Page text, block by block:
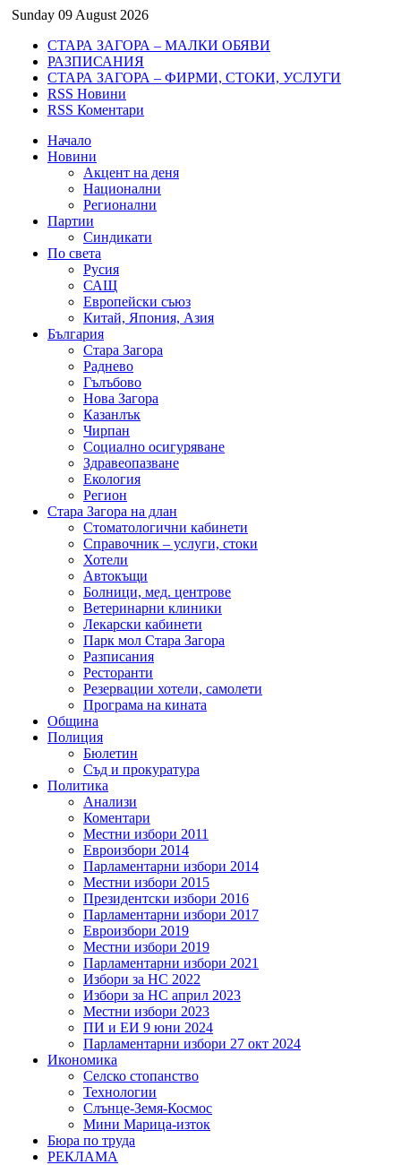
Sunday 09 August 2026
СТАРА ЗАГОРА – МАЛКИ ОБЯВИ
РАЗПИСАНИЯ
СТАРА ЗАГОРА – ФИРМИ, СТОКИ, УСЛУГИ
RSS Новини
RSS Коментари
Начало
Новини
Акцент на деня
Национални
Регионални
Партии
Синдикати
По света
Русия
САЩ
Европейски съюз
Китай, Япония, Азия
България
Стара Загора
Раднево
Гълъбово
Нова Загора
Казанлък
Чирпан
Социално осигуряване
Здравеопазване
Екология
Регион
Стара Загора на длан
Стоматологични кабинети
Справочник – услуги, стоки
Хотели
Автокъщи
Болници, мед. центрове
Ветеринарни клиники
Лекарски кабинети
Парк мол Стара Загора
Разписания
Ресторанти
Резервации хотели, самолети
Програма на кината
Община
Полиция
Бюлетин
Съд и прокуратура
Политика
Анализи
Коментари
Местни избори 2011
Евроизбори 2014
Парламентарни избори 2014
Местни избори 2015
Президентски избори 2016
Парламентарни избори 2017
Евроизбори 2019
Местни избори 2019
Парламентарни избори 2021
Избори за НС 2022
Избори за НС април 2023
Местни избори 2023
ПИ и ЕИ 9 юни 2024
Парламентарни избори 27 окт 2024
Икономика
Селско стопанство
Технологии
Слънце-Земя-Космос
Мини Марица-изток
Бюра по труда
РЕКЛАМА